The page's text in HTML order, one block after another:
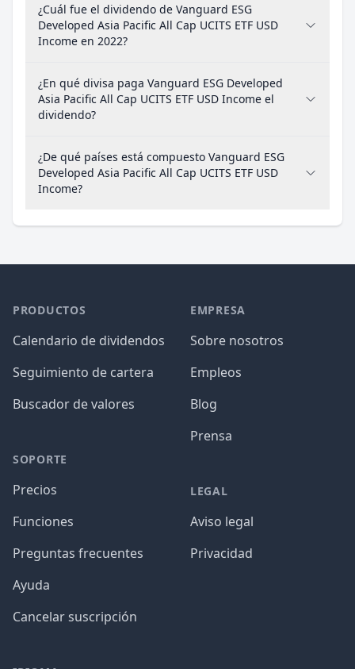
¿Cuál fue el dividendo de Vanguard ESG
Developed Asia Pacific All Cap UCITS ETF USD
Income en 2022?
¿En qué divisa paga Vanguard ESG Developed
Asia Pacific All Cap UCITS ETF USD Income el
dividendo?
¿De qué países está compuesto Vanguard ESG
Developed Asia Pacific All Cap UCITS ETF USD
Income?
PRODUCTOS
Calendario de dividendos
Seguimiento de cartera
Buscador de valores
SOPORTE
Precios
Funciones
Preguntas frecuentes
Ayuda
Cancelar suscripción
EMPRESA
Sobre nosotros
Empleos
Blog
Prensa
LEGAL
Aviso legal
Privacidad